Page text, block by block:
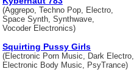
(Aggrepo, Techno Pop, Electro,
Space Synth, Synthwave,
Vocoder Electronics)
Squirting Pussy Girls
(Electronic Porn Music, Dark Electro,
Electronic Body Music, PsyTrance)